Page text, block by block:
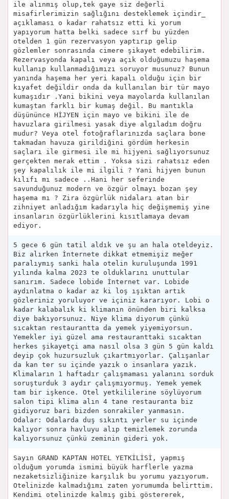
ile alınmış olup,tek gaye siz değerli
misafirlerimizin sağlığını desteklemek içindir_
açıklaması o kadar rahatsız etti ki yorum
yapıyorum hatta belki sadece sırf bu yüzden
otelden 1 gün rezervasyon yaptırıp gelip
gözlemler sonrasında cimere şikayet edebilirim.
Rezervasyonda kapalı veya açık olduğumuzu haşema
kullanıp kullanmadığımızı soruyor musunuz? Bunun
yanında haşema her yeri kapalı olduğu için bir
kıyafet değildir onda da kullanılan bir tür mayo
kumaşıdır .Yani bikini veya mayolarda kullanılan
kumaştan farklı bir kumaş değil. Bu mantıkla
düşününce HİJYEN için mayo ve bikini ile de
havuzlara girilmesi yasak diye algıladım doğru
mudur? Veya otel fotoğraflarınızda saçlara bone
takmadan havuza girildiğini gördüm herkesin
saçları ile girmesi ile mi hijyeni sağlıyorsunuz
gerçekten merak ettim . Yoksa sizi rahatsız eden
şey kapalılık ile mi ilgili ? Yani hijyen bunun
kılıfı mı sadece ..Hani her seferinde
savunduğunuz modern ve özgür olmayı bozan şey
haşema mı ? Zira özgürlük nidaları atan bir
zihniyet anladığım kadarıyla hiç değişmemiş yine
insanların özgürlüklerini kısıtlamaya devam
ediyor.
5 gece 6 gün tatil aldık ve şu an hala oteldeyiz.
Biz alırken İnternete dikkat etmemişiz meğer
paralıymış sanki hala otelin kuruluşunda 1991
yılında kalma 2023 te olduklarını unuttular
sanırım. Sadece lobide İnternet var. Lobide
aydınlatma o kadar az ki loş ışıktan artık
gözleriniz yoruluyor ve içiniz kararıyor. Lobi o
kadar kalabalık ki klimanın önünden biri kalksa
diye bakıyorsunuz. Niye klima diyorum çünkü
sıcaktan restaurantta da yemek yiyemiyorsun.
Yemekler iyi güzel ama restauranttaki sıcaktan
herkes şikayetçi ama nasıl olsa 3 gün 5 gün kaldı
deyip çok huzursuzluk çıkartmıyorlar. Çalışanlar
da kan ter su içinde yazık o insanlara yazık.
Klimaların 1 haftadır çalışmaması yalanını sorduk
soruşturduk 3 aydır çalışmıyormuş. Yemek yemek
tam bir işkence. Otel yetkililerine söylüyorum
salon tipi klima alın 4 tane restauranta biz
gidiyoruz bari bizden sonrakiler yanmasın.
Odalar: Odalarda duş sıkıntı yerler su içinde
kalıyor sonra havluyu alıp temizlemek zorunda
kalıyorsunuz çünkü zeminin gideri yok.
Sayın GRAND KAPTAN HOTEL YETKİLİSİ, yapmış
olduğum yorumda ismimi büyük harflerle yazma
nezaketsizliğinize karşılık bu yorumu yazıyorum.
Otelinizde kalmadığımı zaten yorumumda belirttim.
Kendimi otelinizde kalmış gibi göstererek,